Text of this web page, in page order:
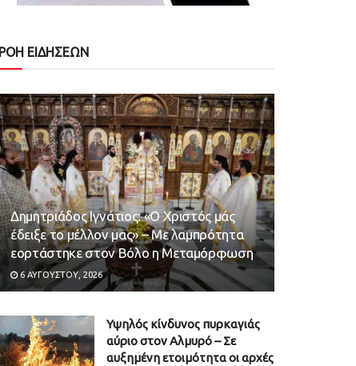
ΡΟΗ ΕΙΔΗΣΕΩΝ
Δημητριάδος Ιγνάτιος: «Ο Χριστός μάς
έδειξε το μέλλον μας» – Με λαμπρότητα
εορτάστηκε στον Βόλο η Μεταμόρφωση
6 ΑΥΓΟΎΣΤΟΥ, 2026
Υψηλός κίνδυνος πυρκαγιάς
αύριο στον Αλμυρό – Σε
αυξημένη ετοιμότητα οι αρχές